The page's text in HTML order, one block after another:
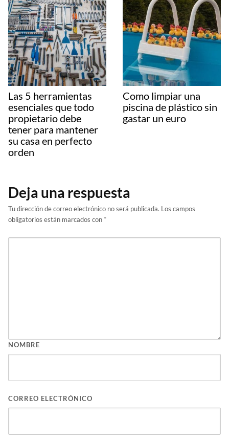
Las 5 herramientas
esenciales que todo
propietario debe
tener para mantener
su casa en perfecto
orden
Como limpiar una
piscina de plástico sin
gastar un euro
Deja una respuesta
Tu dirección de correo electrónico no será publicada. Los campos
obligatorios están marcados con *
NOMBRE
CORREO ELECTRÓNICO